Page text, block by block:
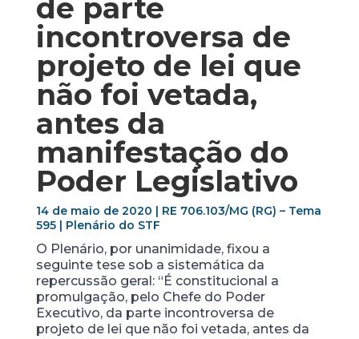
de parte
incontroversa de
projeto de lei que
não foi vetada,
antes da
manifestação do
Poder Legislativo
14 de maio de 2020 | RE 706.103/MG (RG) – Tema
595 | Plenário do STF
O Plenário, por unanimidade, fixou a
seguinte tese sob a sistemática da
repercussão geral: “É constitucional a
promulgação, pelo Chefe do Poder
Executivo, da parte incontroversa de
projeto de lei que não foi vetada, antes da